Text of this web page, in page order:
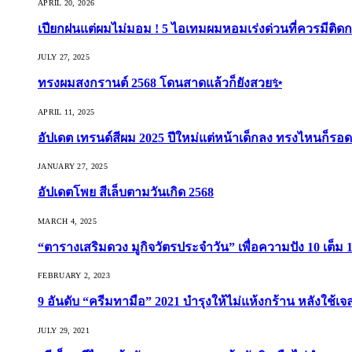
APRIL 20, 2026
เปียกฝนแต่ผมไม่มอม ! 5 ไอเทมผมหอมเร่งด่วนที่ควรมีติดก
JULY 27, 2025
ทรงผมสงกรานต์ 2568 โดนสาดแล้วก็ยังสวย✨
APRIL 11, 2025
อัปเดต เทรนด์สีผม 2025 ปีใหม่แต่หน้าเด็กลง ทรงไหนก็รอ
JANUARY 27, 2025
อัปเดตโพย สีเล็บตามวันเกิด 2568
MARCH 4, 2025
“ตารางเสริมดวง มูกิจวัตรประจำวัน” เพื่อความปัง 10 เต็ม
FEBRUARY 2, 2023
9 อันดับ “ครีมทามือ” 2021 บำรุงให้ไม่แห้งกร้าน หลังใช้เ
JULY 29, 2021